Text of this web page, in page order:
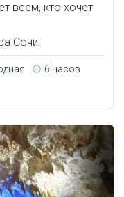
всем, кто хочет
Сочи.
6 часов